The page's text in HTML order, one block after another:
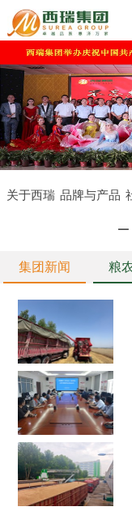
关于西瑞 品牌与产品
集团新闻 粮